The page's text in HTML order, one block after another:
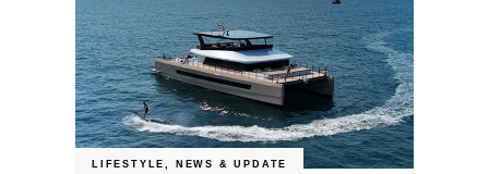
LIFESTYLE, NEWS & UPDATE